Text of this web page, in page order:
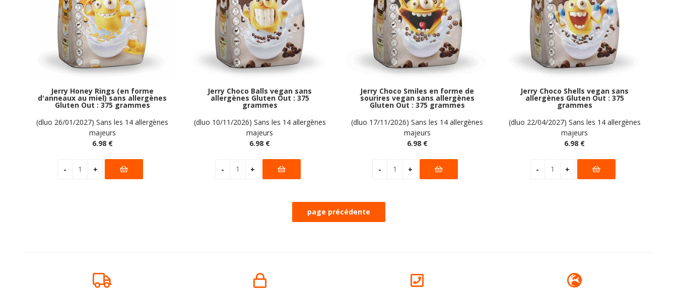
Jerry Honey Rings (en forme
d'anneaux au miel) sans allergènes
Gluten Out : 375 grammes
(dluo 26/01/2027) Sans les 14 allergènes
majeurs
6.98 €
Jerry Choco Balls vegan sans
allergènes Gluten Out : 375
grammes
(dluo 10/11/2026) Sans les 14 allergènes
majeurs
6.98 €
Jerry Choco Smiles en forme de
sourires vegan sans allergènes
Gluten Out : 375 grammes
(dluo 17/11/2026) Sans les 14 allergènes
majeurs
6.98 €
Jerry Choco Shells vegan sans
allergènes Gluten Out : 375
grammes
(dluo 22/04/2027) Sans les 14 allergènes
majeurs
6.98 €